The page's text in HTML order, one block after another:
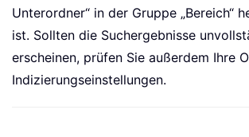
Unterordner“ in der Gruppe „Bereich“
ist. Sollten die Suchergebnisse
erscheinen, prüfen Sie außerdem Ihre
Indizierungseinstellungen.